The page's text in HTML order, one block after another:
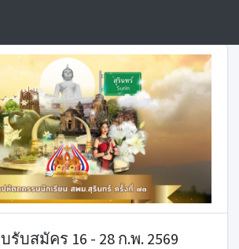
รับสมัคร 16 - 28 ก.พ. 2569